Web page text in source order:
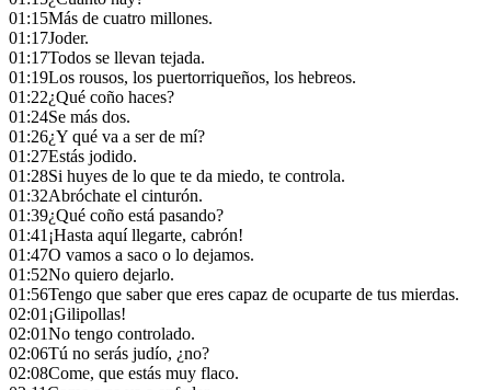
01:15Más de cuatro millones.
01:17Joder.
01:17Todos se llevan tejada.
01:19Los rousos, los puertorriqueños, los hebreos.
01:22¿Qué coño haces?
01:24Se más dos.
01:26¿Y qué va a ser de mí?
01:27Estás jodido.
01:28Si huyes de lo que te da miedo, te controla.
01:32Abróchate el cinturón.
01:39¿Qué coño está pasando?
01:41¡Hasta aquí llegarte, cabrón!
01:47O vamos a saco o lo dejamos.
01:52No quiero dejarlo.
01:56Tengo que saber que eres capaz de ocuparte de tus mierdas.
02:01¡Gilipollas!
02:01No tengo controlado.
02:06Tú no serás judío, ¿no?
02:08Come, que estás muy flaco.